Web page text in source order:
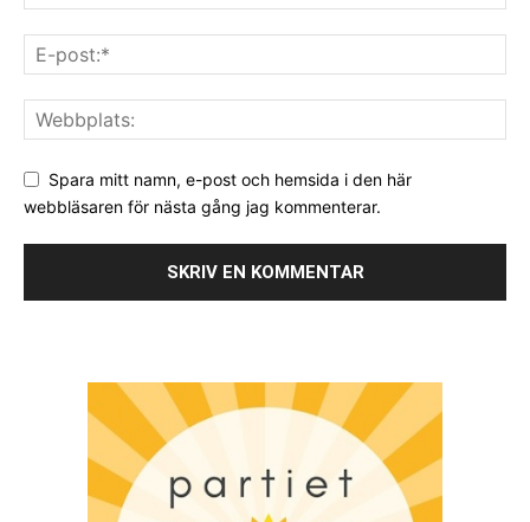
Spara mitt namn, e-post och hemsida i den här
webbläsaren för nästa gång jag kommenterar.